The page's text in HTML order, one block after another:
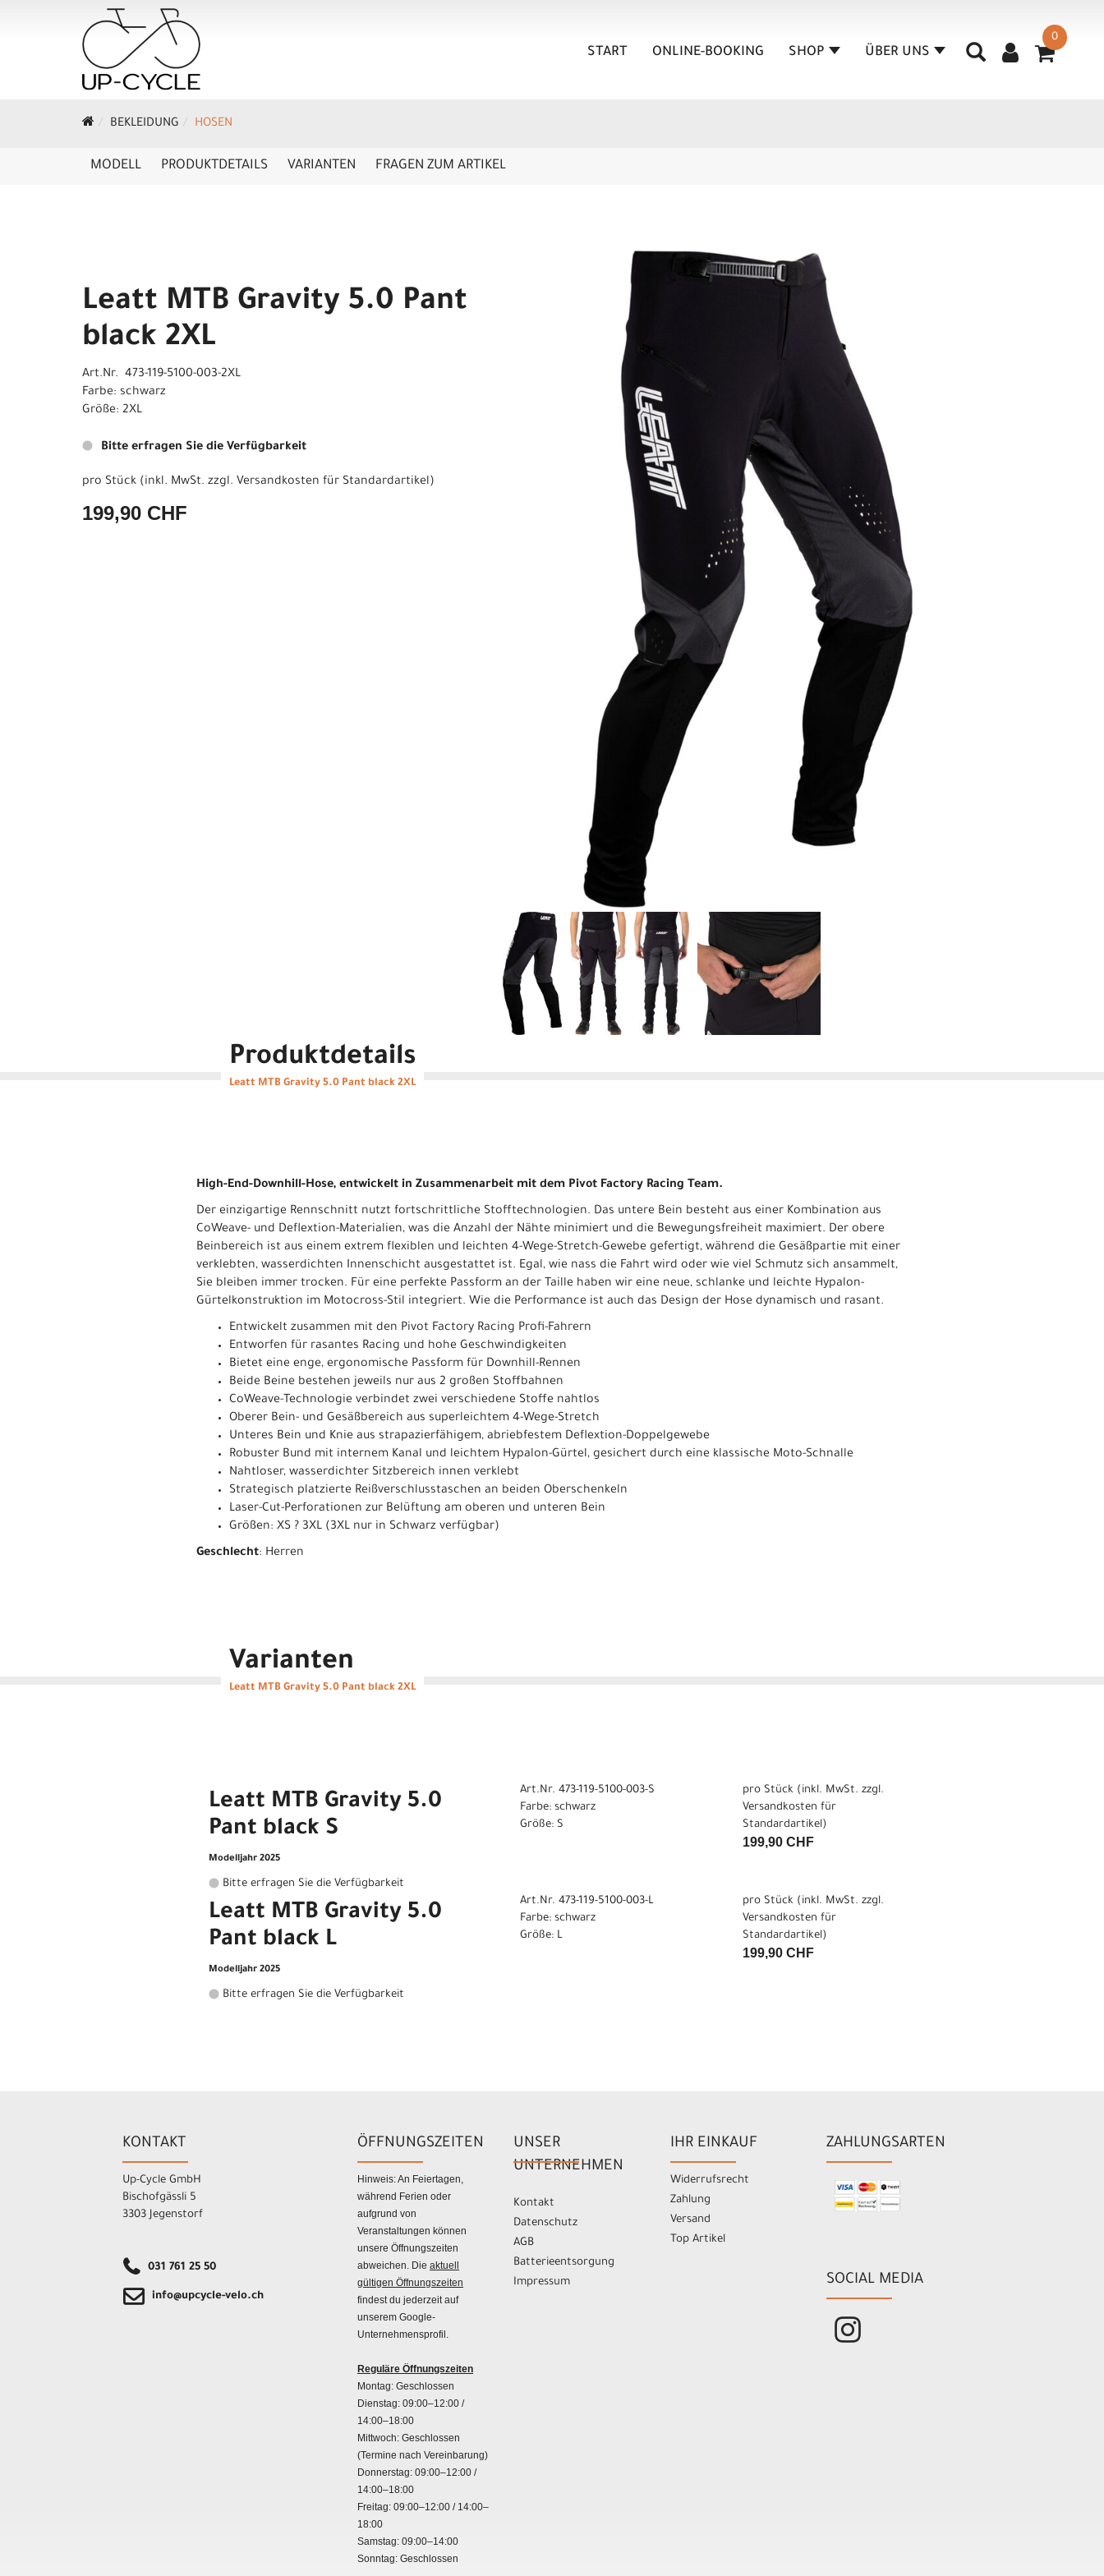
0
START ONLINE-BOOKING SHOP ÜBER UNS
BEKLEIDUNG HOSEN
MODELL PRODUKTDETAILS VARIANTEN FRAGEN ZUM ARTIKEL
Leatt MTB Gravity 5.0 Pant
black 2XL
Art.Nr. 473-119-5100-003-2XL
Farbe: schwarz
Größe: 2XL
Bitte erfragen Sie die Verfügbarkeit
pro Stück (inkl. MwSt. zzgl. Versandkosten für Standardartikel)
199,90 CHF
Produktdetails
Leatt MTB Gravity 5.0 Pant black 2XL
High-End-Downhill-Hose, entwickelt in Zusammenarbeit mit dem Pivot Factory Racing Team.
Der einzigartige Rennschnitt nutzt fortschrittliche Stofftechnologien. Das untere Bein besteht aus einer Kombination aus
CoWeave- und Deflextion-Materialien, was die Anzahl der Nähte minimiert und die Bewegungsfreiheit maximiert. Der obere
Beinbereich ist aus einem extrem flexiblen und leichten 4-Wege-Stretch-Gewebe gefertigt, während die Gesäßpartie mit einer
verklebten, wasserdichten Innenschicht ausgestattet ist. Egal, wie nass die Fahrt wird oder wie viel Schmutz sich ansammelt,
Sie bleiben immer trocken. Für eine perfekte Passform an der Taille haben wir eine neue, schlanke und leichte Hypalon-
Gürtelkonstruktion im Motocross-Stil integriert. Wie die Performance ist auch das Design der Hose dynamisch und rasant.
Entwickelt zusammen mit den Pivot Factory Racing Profi-Fahrern
Entworfen für rasantes Racing und hohe Geschwindigkeiten
Bietet eine enge, ergonomische Passform für Downhill-Rennen
Beide Beine bestehen jeweils nur aus 2 großen Stoffbahnen
CoWeave-Technologie verbindet zwei verschiedene Stoffe nahtlos
Oberer Bein- und Gesäßbereich aus superleichtem 4-Wege-Stretch
Unteres Bein und Knie aus strapazierfähigem, abriebfestem Deflextion-Doppelgewebe
Robuster Bund mit internem Kanal und leichtem Hypalon-Gürtel, gesichert durch eine klassische Moto-Schnalle
Nahtloser, wasserdichter Sitzbereich innen verklebt
Strategisch platzierte Reißverschlusstaschen an beiden Oberschenkeln
Laser-Cut-Perforationen zur Belüftung am oberen und unteren Bein
Größen: XS ? 3XL (3XL nur in Schwarz verfügbar)
Geschlecht: Herren
Varianten
Leatt MTB Gravity 5.0 Pant black 2XL
Leatt MTB Gravity 5.0
Pant black S
Modelljahr 2025
Bitte erfragen Sie die Verfügbarkeit
Art.Nr. 473-119-5100-003-S
Farbe: schwarz
Größe: S
pro Stück (inkl. MwSt. zzgl.
Versandkosten für
Standardartikel)
199,90 CHF
Leatt MTB Gravity 5.0
Pant black L
Modelljahr 2025
Bitte erfragen Sie die Verfügbarkeit
Art.Nr. 473-119-5100-003-L
Farbe: schwarz
Größe: L
pro Stück (inkl. MwSt. zzgl.
Versandkosten für
Standardartikel)
199,90 CHF
KONTAKT
Up-Cycle GmbH
Bischofgässli 5
3303 Jegenstorf
031 761 25 50
info@upcycle-velo.ch
ÖFFNUNGSZEITEN
Hinweis: An Feiertagen,
während Ferien oder
aufgrund von
Veranstaltungen können
unsere Öffnungszeiten
abweichen. Die aktuell
gültigen Öffnungszeiten
findest du jederzeit auf
unserem Google-
Unternehmensprofil.
Reguläre Öffnungszeiten
Montag: Geschlossen
Dienstag: 09:00–12:00 /
14:00–18:00
Mittwoch: Geschlossen
(Termine nach Vereinbarung)
Donnerstag: 09:00–12:00 /
14:00–18:00
Freitag: 09:00–12:00 / 14:00–
18:00
Samstag: 09:00–14:00
Sonntag: Geschlossen
UNSER
UNTERNEHMEN
Kontakt
Datenschutz
AGB
Batterieentsorgung
Impressum
IHR EINKAUF
Widerrufsrecht
Zahlung
Versand
Top Artikel
ZAHLUNGSARTEN
SOCIAL MEDIA